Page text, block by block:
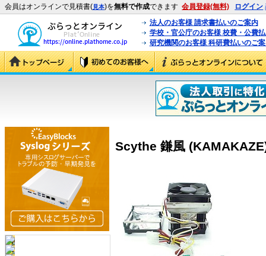
会員はオンラインで見積書(見本)を無料で作成できます 会員登録(無料) ログイン
法人のお客様 請求書払いのご案内
学校・官公庁のお客様 校費・公費
研究機関のお客様 科研費払いのご
Scythe 鎌風